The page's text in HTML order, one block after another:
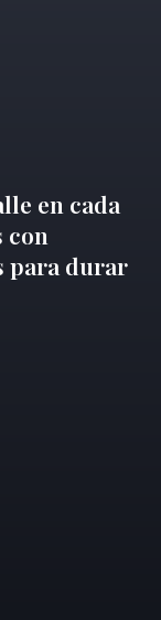
en cada
con
para durar